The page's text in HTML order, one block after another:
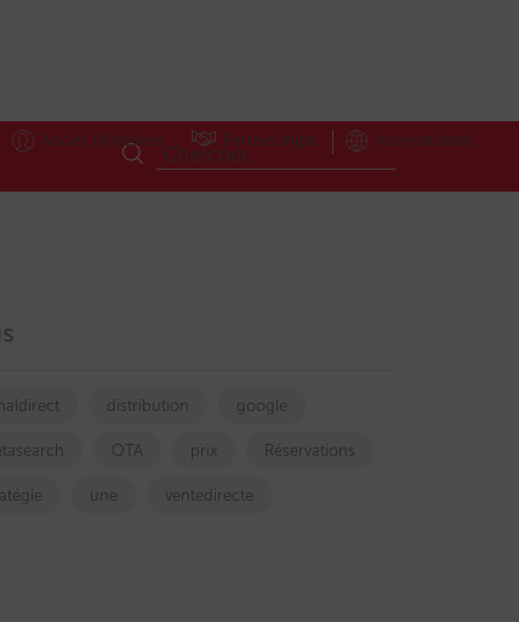
Accès Hôteliers Partnerships International
distribution google
OTA prix Réservations
une ventedirecte